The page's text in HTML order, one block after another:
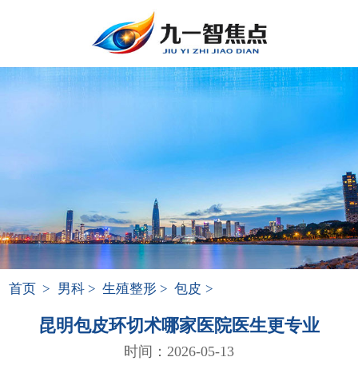
首页 > 男科 > 生殖整形 > 包皮 >
昆明包皮环切术哪家医院医生更专业
时间：2026-05-13